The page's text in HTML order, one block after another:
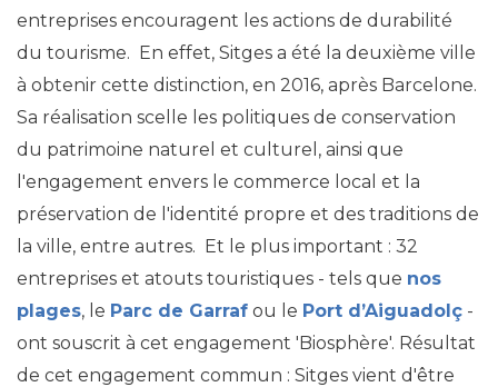
entreprises encouragent les actions de durabilité
du tourisme. En effet, Sitges a été la deuxième ville
à obtenir cette distinction, en 2016, après Barcelone.
Sa réalisation scelle les politiques de conservation
du patrimoine naturel et culturel, ainsi que
l'engagement envers le commerce local et la
préservation de l'identité propre et des traditions de
la ville, entre autres. Et le plus important : 32
entreprises et atouts touristiques - tels que nos
plages, le Parc de Garraf ou le Port d’Aiguadolç -
ont souscrit à cet engagement 'Biosphère'. Résultat
de cet engagement commun : Sitges vient d'être